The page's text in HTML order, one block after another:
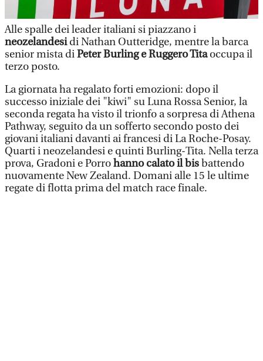
Alle spalle dei leader italiani si piazzano i
neozelandesidi Nathan Outteridge, mentre la barca
senior mista diPeter Burling e Ruggero Titaoccupa il
terzo posto.
La giornata ha regalato forti emozioni: dopo il
successo iniziale dei "kiwi" su Luna Rossa Senior, la
seconda regata ha visto il trionfo a sorpresa di Athena
Pathway, seguito da un sofferto secondo posto dei
giovani italiani davanti ai francesi di La Roche-Posay.
Quarti i neozelandesi e quinti Burling-Tita. Nella terza
prova, Gradoni e Porrohanno calato il bis battendo
nuovamente New Zealand. Domani alle 15 le ultime
regate di flotta prima del match race finale.